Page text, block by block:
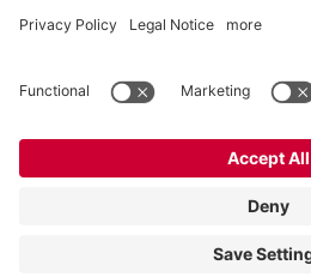
+47 96 63 26 37
norway@vogelsang.info
Privat politikk